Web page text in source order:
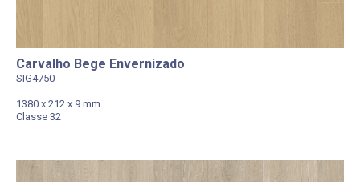
Carvalho Bege Envernizado
SIG4750
1380 x 212 x 9 mm
Classe 32